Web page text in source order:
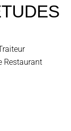
Restaurant